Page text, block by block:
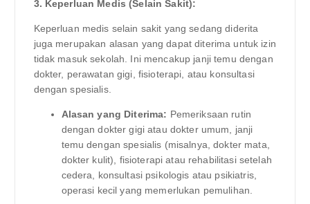
3. Keperluan Medis (Selain Sakit):
Keperluan medis selain sakit yang sedang diderita
juga merupakan alasan yang dapat diterima untuk izin
tidak masuk sekolah. Ini mencakup janji temu dengan
dokter, perawatan gigi, fisioterapi, atau konsultasi
dengan spesialis.
Alasan yang Diterima: Pemeriksaan rutin
dengan dokter gigi atau dokter umum, janji
temu dengan spesialis (misalnya, dokter mata,
dokter kulit), fisioterapi atau rehabilitasi setelah
cedera, konsultasi psikologis atau psikiatris,
operasi kecil yang memerlukan pemulihan.